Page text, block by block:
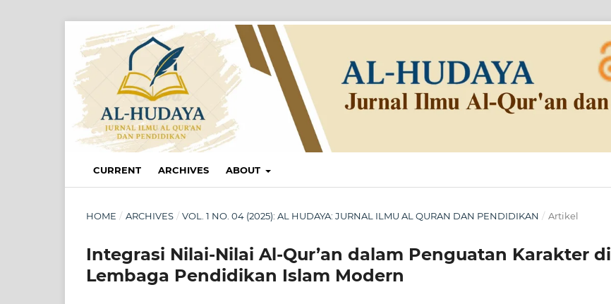
CURRENT ARCHIVES ABOUT
HOME / ARCHIVES / VOL. 1 NO. 04 (2025): AL HUDAYA: JURNAL ILMU AL QURAN DAN PENDIDIKAN / Artikel
Integrasi Nilai-Nilai Al-Qur’an dalam Penguatan Karakter di
Lembaga Pendidikan Islam Modern